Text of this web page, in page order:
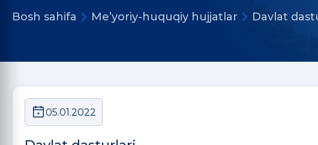
Bosh sahifa Me’yoriy-huquqiy hujjatlar Davlat
05.01.2022